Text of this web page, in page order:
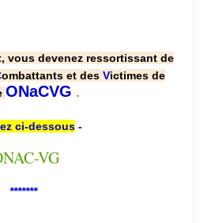
vous devenez ressortissant de
ombattants et des Victimes de
ONaCVG .
ci-dessous-
*******